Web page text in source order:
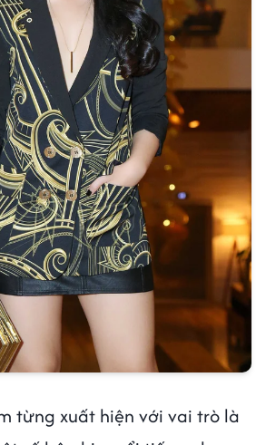
từng xuất hiện với vai trò là